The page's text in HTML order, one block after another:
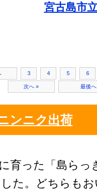
宮古島市
3 4 5 6
次へ » 最後
ンニク出荷
育った「島らっ
た。どちらも